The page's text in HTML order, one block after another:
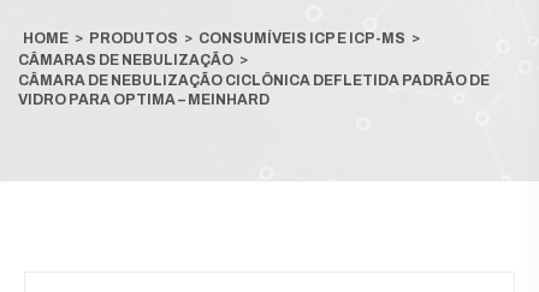
HOME > PRODUTOS > CONSUMÍVEIS ICP E ICP-MS >
CÂMARAS DE NEBULIZAÇÃO >
CÂMARA DE NEBULIZAÇÃO CICLÔNICA DEFLETIDA PADRÃO DE
VIDRO PARA OPTIMA – MEINHARD